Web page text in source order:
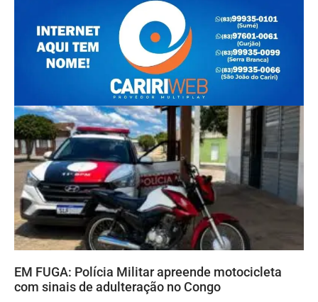
EM FUGA: Polícia Militar apreende motocicleta
com sinais de adulteração no Congo